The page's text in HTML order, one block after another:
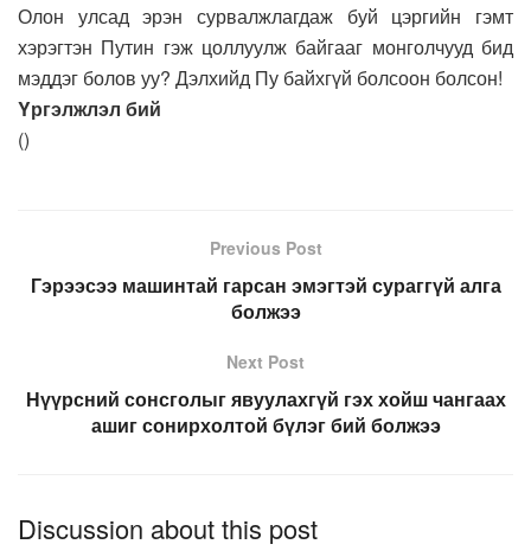
Олон улсад эрэн сурвалжлагдаж буй цэргийн гэмт
хэрэгтэн Путин гэж цоллуулж байгааг монголчууд бид
мэддэг болов уу? Дэлхийд Пу байхгүй болсоон болсон!
Yргэлжлэл бий
()
Previous Post
Гэрээсээ машинтай гарсан эмэгтэй сураггүй алга
болжээ
Next Post
Нүүрсний сонсголыг явуулахгүй гэх хойш чангаах
ашиг сонирхолтой бүлэг бий болжээ
Discussion about this post